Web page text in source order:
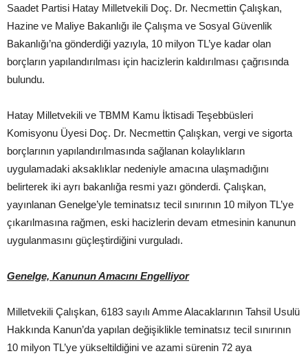
Saadet Partisi Hatay Milletvekili Doç. Dr. Necmettin Çalışkan,
Hazine ve Maliye Bakanlığı ile Çalışma ve Sosyal Güvenlik
Bakanlığı’na gönderdiği yazıyla, 10 milyon TL’ye kadar olan
borçların yapılandırılması için hacizlerin kaldırılması çağrısında
bulundu.
Hatay Milletvekili ve TBMM Kamu İktisadi Teşebbüsleri
Komisyonu Üyesi Doç. Dr. Necmettin Çalışkan, vergi ve sigorta
borçlarının yapılandırılmasında sağlanan kolaylıkların
uygulamadaki aksaklıklar nedeniyle amacına ulaşmadığını
belirterek iki ayrı bakanlığa resmi yazı gönderdi. Çalışkan,
yayınlanan Genelge’yle teminatsız tecil sınırının 10 milyon TL’ye
çıkarılmasına rağmen, eski hacizlerin devam etmesinin kanunun
uygulanmasını güçleştirdiğini vurguladı.
Genelge, Kanunun Amacını Engelliyor
Milletvekili Çalışkan, 6183 sayılı Amme Alacaklarının Tahsil Usulü
Hakkında Kanun’da yapılan değişiklikle teminatsız tecil sınırının
10 milyon TL’ye yükseltildiğini ve azami sürenin 72 aya